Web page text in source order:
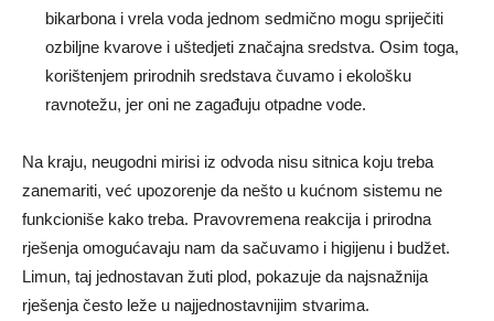
bikarbona i vrela voda jednom sedmično mogu spriječiti
ozbiljne kvarove i uštedjeti značajna sredstva. Osim toga,
korištenjem prirodnih sredstava čuvamo i ekološku
ravnotežu, jer oni ne zagađuju otpadne vode.
Na kraju, neugodni mirisi iz odvoda nisu sitnica koju treba
zanemariti, već upozorenje da nešto u kućnom sistemu ne
funkcioniše kako treba. Pravovremena reakcija i prirodna
rješenja omogućavaju nam da sačuvamo i higijenu i budžet.
Limun, taj jednostavan žuti plod, pokazuje da najsnažnija
rješenja često leže u najjednostavnijim stvarima.